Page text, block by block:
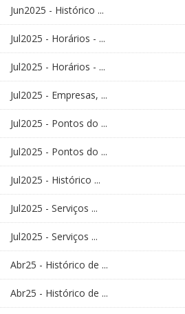
Jun2025 - Histórico ...
Jul2025 - Horários - ...
Jul2025 - Horários - ...
Jul2025 - Empresas, ...
Jul2025 - Pontos do ...
Jul2025 - Pontos do ...
Jul2025 - Histórico ...
Jul2025 - Serviços ...
Jul2025 - Serviços ...
Abr25 - Histórico de ...
Abr25 - Histórico de ...